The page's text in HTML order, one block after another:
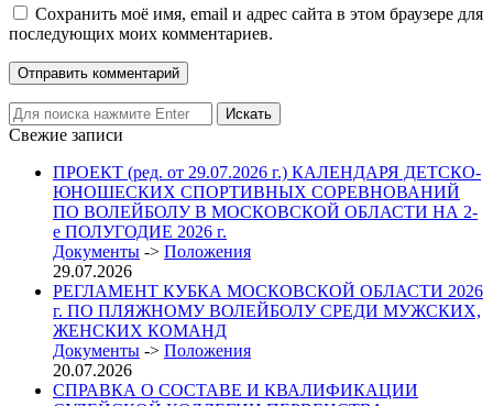
Сохранить моё имя, email и адрес сайта в этом браузере для
последующих моих комментариев.
Свежие записи
ПРОЕКТ (ред. от 29.07.2026 г.) КАЛЕНДАРЯ ДЕТСКО-
ЮНОШЕСКИХ СПОРТИВНЫХ СОРЕВНОВАНИЙ
ПО ВОЛЕЙБОЛУ В МОСКОВСКОЙ ОБЛАСТИ НА 2-
е ПОЛУГОДИЕ 2026 г.
Документы -> Положения
29.07.2026
РЕГЛАМЕНТ КУБКА МОСКОВСКОЙ ОБЛАСТИ 2026
г. ПО ПЛЯЖНОМУ ВОЛЕЙБОЛУ СРЕДИ МУЖСКИХ,
ЖЕНСКИХ КОМАНД
Документы -> Положения
20.07.2026
СПРАВКА О СОСТАВЕ И КВАЛИФИКАЦИИ